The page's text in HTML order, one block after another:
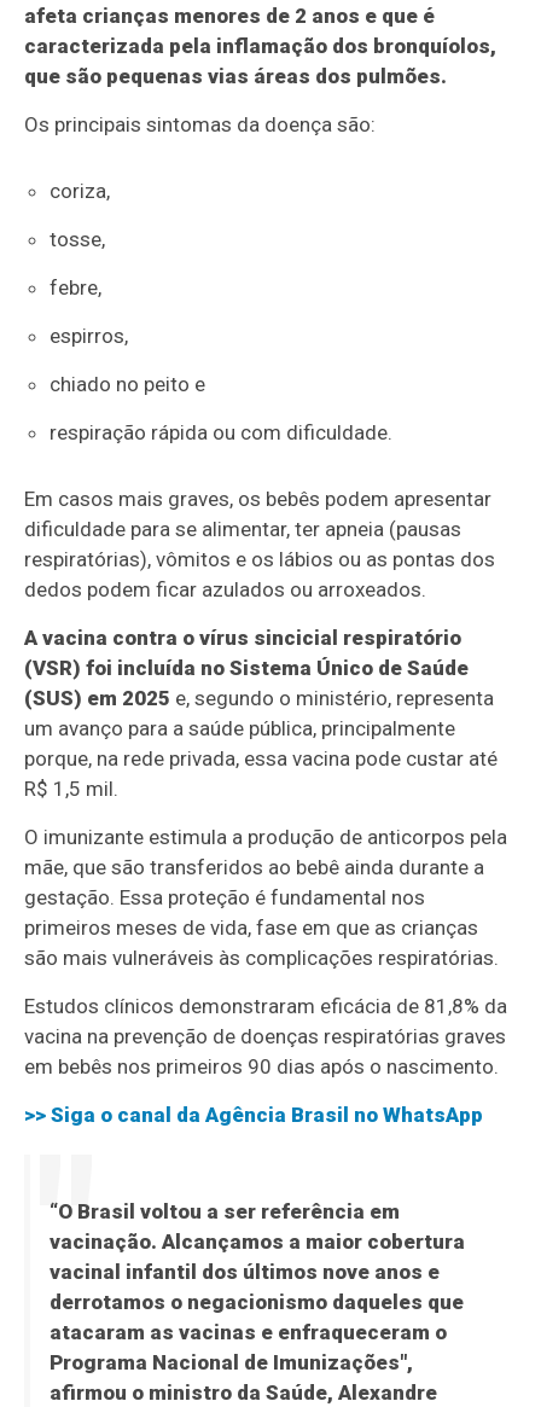
afeta crianças menores de 2 anos e que é
caracterizada pela inflamação dos bronquíolos,
que são pequenas vias áreas dos pulmões.
Os principais sintomas da doença são:
coriza,
tosse,
febre,
espirros,
chiado no peito e
respiração rápida ou com dificuldade.
Em casos mais graves, os bebês podem apresentar
dificuldade para se alimentar, ter apneia (pausas
respiratórias), vômitos e os lábios ou as pontas dos
dedos podem ficar azulados ou arroxeados.
A vacina contra o vírus sincicial respiratório
(VSR) foi incluída no Sistema Único de Saúde
(SUS) em 2025 e, segundo o ministério, representa
um avanço para a saúde pública, principalmente
porque, na rede privada, essa vacina pode custar até
R$ 1,5 mil.
O imunizante estimula a produção de anticorpos pela
mãe, que são transferidos ao bebê ainda durante a
gestação. Essa proteção é fundamental nos
primeiros meses de vida, fase em que as crianças
são mais vulneráveis às complicações respiratórias.
Estudos clínicos demonstraram eficácia de 81,8% da
vacina na prevenção de doenças respiratórias graves
em bebês nos primeiros 90 dias após o nascimento.
>> Siga o canal daAgência Brasil no WhatsApp
“O Brasil voltou a ser referência em
vacinação. Alcançamos a maior cobertura
vacinal infantil dos últimos nove anos e
derrotamos o negacionismo daqueles que
atacaram as vacinas e enfraqueceram o
Programa Nacional de Imunizações",
afirmou o ministro da Saúde, Alexandre